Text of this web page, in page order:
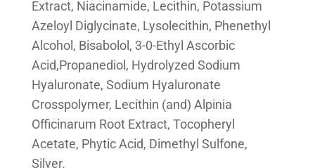
Extract, Niacinamide, Lecithin, Potassium
Azeloyl Diglycinate, Lysolecithin, Phenethyl
Alcohol, Bisabolol, 3-0-Ethyl Ascorbic
Acid,Propanediol, Hydrolyzed Sodium
Hyaluronate, Sodium Hyaluronate
Crosspolymer, Lecithin (and) Alpinia
Officinarum Root Extract, Tocopheryl
Acetate, Phytic Acid, Dimethyl Sulfone,
Silver.